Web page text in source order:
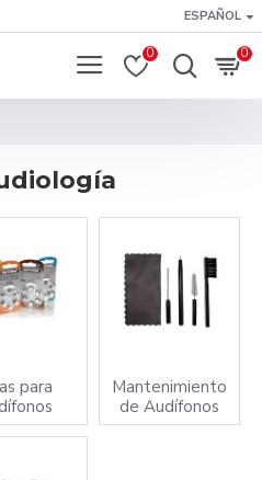
ESPAÑOL
0 0
para
Mantenimiento
de Audífonos